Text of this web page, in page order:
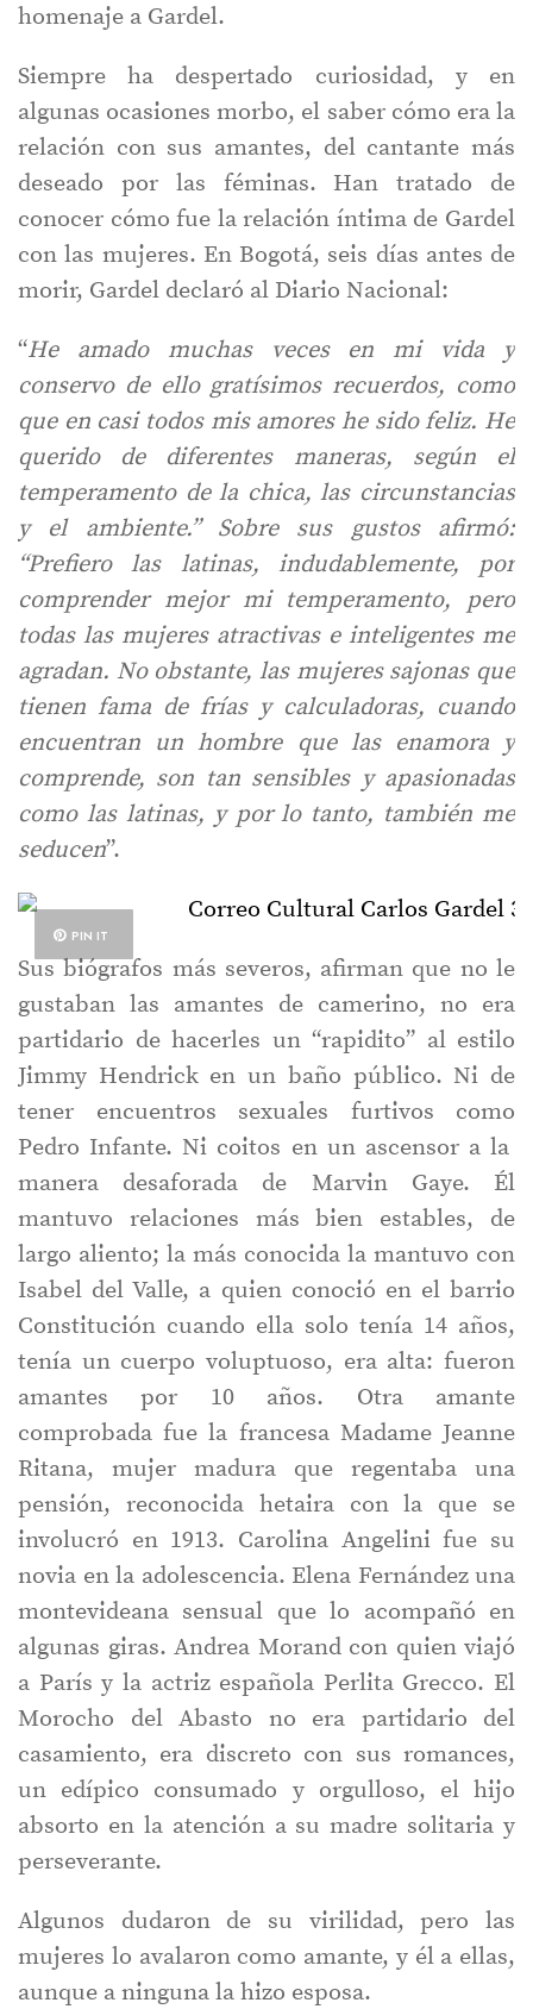
homenaje a Gardel.
Siempre ha despertado curiosidad, y en
algunas ocasiones morbo, el saber cómo era la
relación con sus amantes, del cantante más
deseado por las féminas. Han tratado de
conocer cómo fue la relación íntima de Gardel
con las mujeres. En Bogotá, seis días antes de
morir, Gardel declaró al Diario Nacional:
“He amado muchas veces en mi vida y
conservo de ello gratísimos recuerdos, como
que en casi todos mis amores he sido feliz. He
querido de diferentes maneras, según el
temperamento de la chica, las circunstancias
y el ambiente.” Sobre sus gustos afirmó:
“Prefiero las latinas, indudablemente, por
comprender mejor mi temperamento, pero
todas las mujeres atractivas e inteligentes me
agradan. No obstante, las mujeres sajonas que
tienen fama de frías y calculadoras, cuando
encuentran un hombre que las enamora y
comprende, son tan sensibles y apasionadas
como las latinas, y por lo tanto, también me
seducen”.
PIN IT
Sus biógrafos más severos, afirman que no le
gustaban las amantes de camerino, no era
partidario de hacerles un “rapidito” al estilo
Jimmy Hendrick en un baño público. Ni de
tener encuentros sexuales furtivos como
Pedro Infante. Ni coitos en un ascensor a la
manera desaforada de Marvin Gaye. Él
mantuvo relaciones más bien estables, de
largo aliento; la más conocida la mantuvo con
Isabel del Valle, a quien conoció en el barrio
Constitución cuando ella solo tenía 14 años,
tenía un cuerpo voluptuoso, era alta: fueron
amantes por 10 años. Otra amante
comprobada fue la francesa Madame Jeanne
Ritana, mujer madura que regentaba una
pensión, reconocida hetaira con la que se
involucró en 1913. Carolina Angelini fue su
novia en la adolescencia. Elena Fernández una
montevideana sensual que lo acompañó en
algunas giras. Andrea Morand con quien viajó
a París y la actriz española Perlita Grecco. El
Morocho del Abasto no era partidario del
casamiento, era discreto con sus romances,
un edípico consumado y orgulloso, el hijo
absorto en la atención a su madre solitaria y
perseverante.
Algunos dudaron de su virilidad, pero las
mujeres lo avalaron como amante, y él a ellas,
aunque a ninguna la hizo esposa.